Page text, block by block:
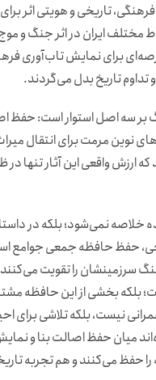
تاریخی و هویتی اثر
مختلف ایران در اثر جنگ و
برای نمایش تاب‌آوری
تداوم تاریخ بدل می‌گردند.
بر سه اصل استوار است: حفظ
نوین مرمت برای انتقال
واقعی این آثار تنها
خلاصه نمی‌شود؛ بلکه در
حفظ حافظه جمعی جوامع
سرزمینشان را تقویت
بلکه بخشی از این حافظه
نیست، بلکه تلاشی برای
میان حفظ اصالت بنا و
حفظ می‌کنند و هم تجربه